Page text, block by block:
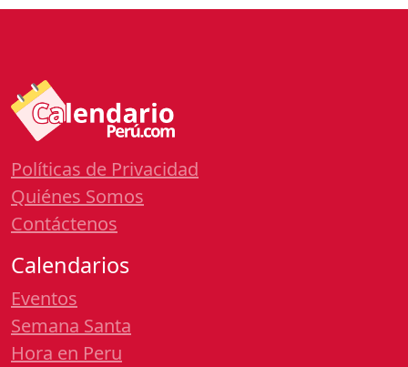
Políticas de Privacidad
Quiénes Somos
Contáctenos
Calendarios
Eventos
Semana Santa
Hora en Peru